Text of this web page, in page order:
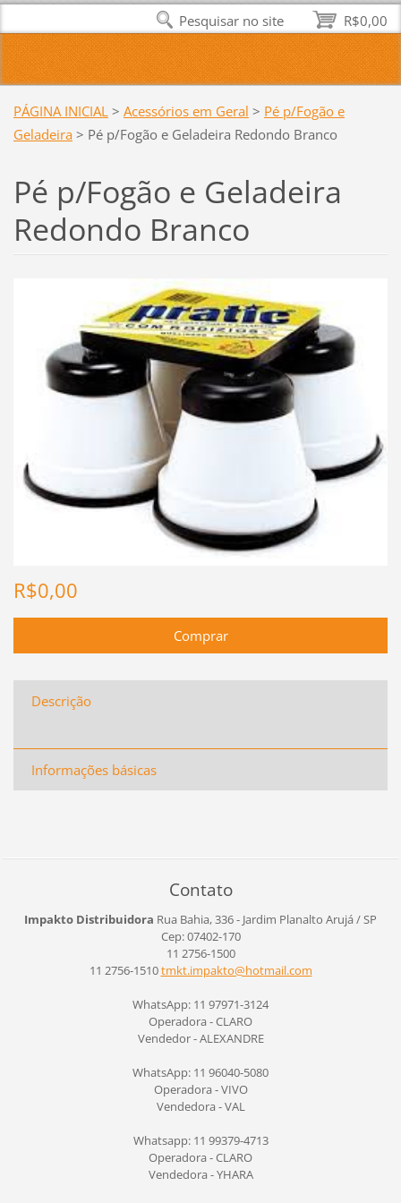
PÁGINA INICIAL > Acessórios em Geral > Pé p/Fogão e
Geladeira > Pé p/Fogão e Geladeira Redondo Branco
Pé p/Fogão e Geladeira
Redondo Branco
R$0,00
Descrição
Informações básicas
Contato
Impakto Distribuidora Rua Bahia, 336 - Jardim Planalto Arujá / SP
Cep: 07402-170
11 2756-1500
11 2756-1510tmkt.impakto@hotmail.com
WhatsApp: 11 97971-3124
Operadora - CLARO
Vendedor - ALEXANDRE
WhatsApp: 11 96040-5080
Operadora - VIVO
Vendedora - VAL
Whatsapp: 11 99379-4713
Operadora - CLARO
Vendedora - YHARA
R$0,00
Pesquisar no site